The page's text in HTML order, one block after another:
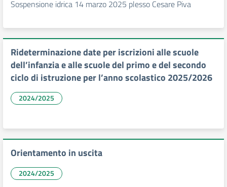
Sospensione idrica 14 marzo 2025 plesso Cesare Piva
Rideterminazione date per iscrizioni alle scuole
dell’infanzia e alle scuole del primo e del secondo
ciclo di istruzione per l’anno scolastico 2025/2026
2024/2025
Orientamento in uscita
2024/2025